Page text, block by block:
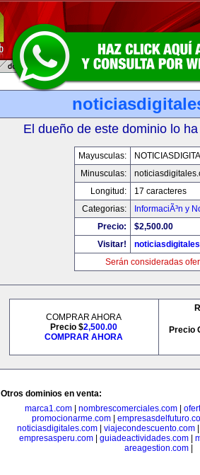
El dueño de este dominio lo
Mayusculas:
Minusculas:
Longitud:
17 caracteres
Categorias:
InformaciÃ³n y
Precio:
$2,500.00
Visitar!
Serán consideradas
COMPRAR AHORA
Precio $2,500.00
COMPRAR AHORA
Precio
Otros dominios en venta:
marca1.com| nombrescomerciales.com|
promocionarme.com|
noticiasdigitales.com| viajecondescuento.com
empresasperu.com| guiadeactividades.com|
areagestion.com|